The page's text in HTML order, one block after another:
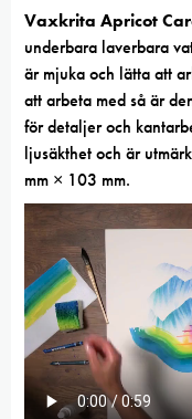
Vaxkrita Apricot
underbara laverbara
är mjuka och lätta att
att arbeta med så är
för detaljer och
ljusäkthet och är
mm × 103 mm.